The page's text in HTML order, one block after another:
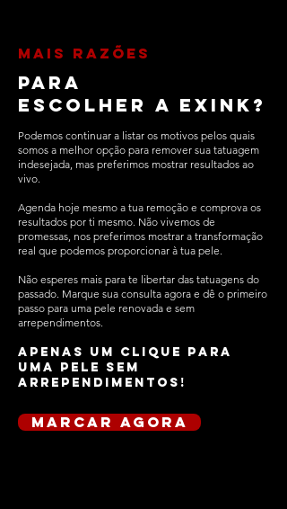
mais razões
para
escolher a ExInk?
Podemos continuar a listar os motivos pelos quais
somos a melhor opção para remover sua tatuagem
indesejada, mas preferimos mostrar resultados ao
vivo.
Agenda hoje mesmo a tua remoção e comprova os
resultados por ti mesmo. Não vivemos de
promessas, nos preferimos mostrar a transformação
real que podemos proporcionar à tua pele.
Não esperes mais para te libertar das tatuagens do
passado. Marque sua consulta agora e dê o primeiro
passo para uma pele renovada e sem
arrependimentos.
Apenas um clique para
uma pele sem
arrependimentos!
marcar agora